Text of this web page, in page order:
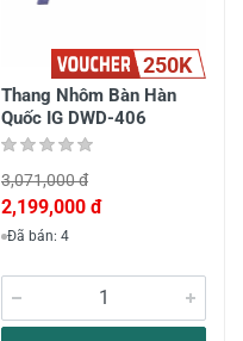
250K
Thang Nhôm Bàn Hàn
Quốc IG DWD-406
3,071,000 đ
2,199,000 đ
Đã bán: 4